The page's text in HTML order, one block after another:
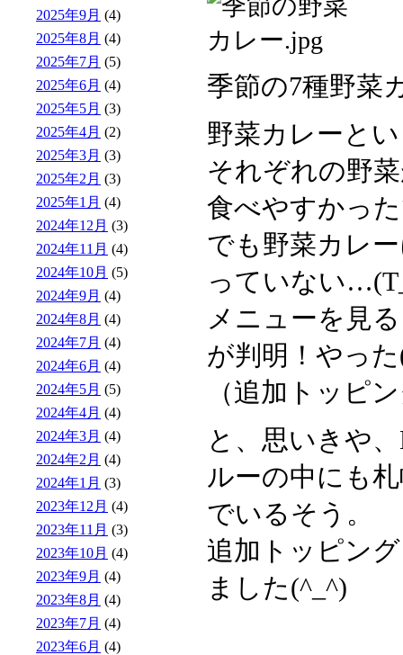
季節の7種野菜
野菜カレーと
それぞれの野
食べやすかっ
でも野菜カレ
っていない
メニューを見
が判明！やっ
（追加トッピ
と、思いきや
ルーの中にも
でいるそう。
追加トッピン
ました(^_^)
2025年9月 (4)
2025年8月 (4)
2025年7月 (5)
2025年6月 (4)
2025年5月 (3)
2025年4月 (2)
2025年3月 (3)
2025年2月 (3)
2025年1月 (4)
2024年12月 (3)
2024年11月 (4)
2024年10月 (5)
2024年9月 (4)
2024年8月 (4)
2024年7月 (4)
2024年6月 (4)
2024年5月 (5)
2024年4月 (4)
2024年3月 (4)
2024年2月 (4)
2024年1月 (3)
2023年12月 (4)
2023年11月 (3)
2023年10月 (4)
2023年9月 (4)
2023年8月 (4)
2023年7月 (4)
2023年6月 (4)